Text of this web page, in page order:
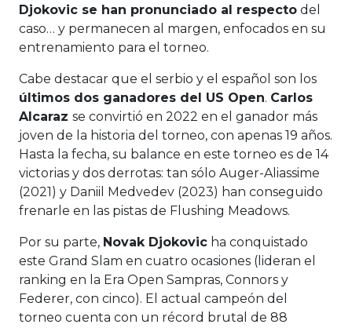
Djokovic se han pronunciado al respecto del
caso… y permanecen al margen, enfocados en su
entrenamiento para el torneo.
Cabe destacar que el serbio y el español son los
últimos dos ganadores del US Open. Carlos
Alcaraz se convirtió en 2022 en el ganador más
joven de la historia del torneo, con apenas 19 años.
Hasta la fecha, su balance en este torneo es de 14
victorias y dos derrotas: tan sólo Auger-Aliassime
(2021) y Daniil Medvedev (2023) han conseguido
frenarle en las pistas de Flushing Meadows.
Por su parte, Novak Djokovic ha conquistado
este Grand Slam en cuatro ocasiones (lideran el
ranking en la Era Open Sampras, Connors y
Federer, con cinco). El actual campeón del
torneo cuenta con un récord brutal de 88